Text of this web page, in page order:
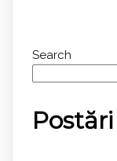
Search